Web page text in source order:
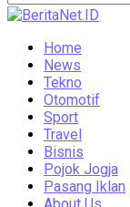
Home
News
Tekno
Otomotif
Sport
Travel
Bisnis
Pojok Jogja
Pasang Iklan